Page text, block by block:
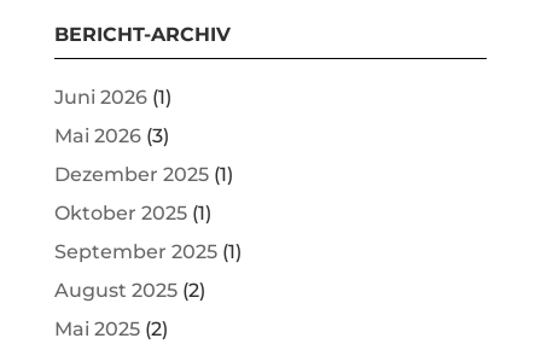
BERICHT-ARCHIV
Juni 2026(1)
Mai 2026(3)
Dezember 2025(1)
Oktober 2025(1)
September 2025(1)
August 2025(2)
Mai 2025(2)